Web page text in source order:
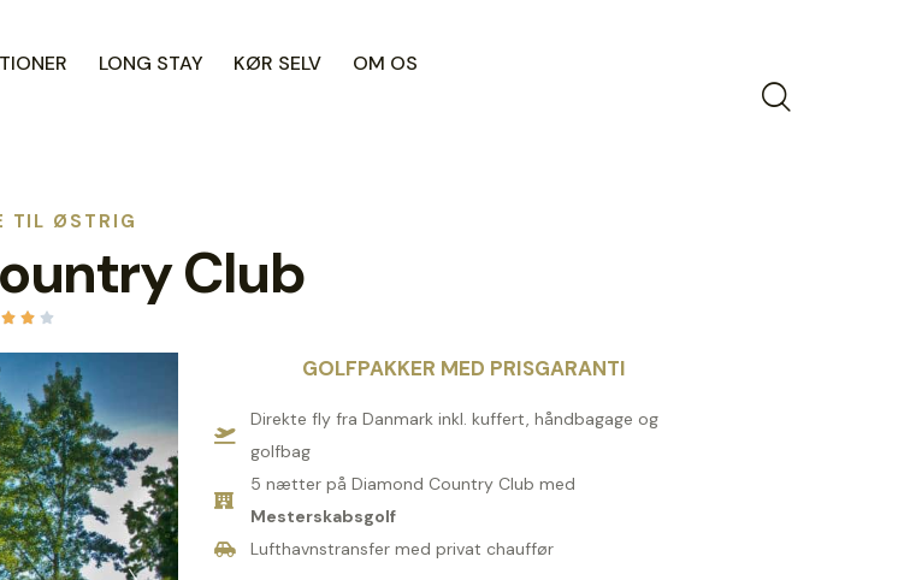
LONG STAY KØR SELV OM OS
TIL ØSTRIG
Club
  
GOLFPAKKER MED PRISGARANTI
Direkte fly fra Danmark inkl. kuffert, håndbagage og
golfbag
5 nætter på Diamond Country Club med
Mesterskabsgolf
Lufthavnstransfer med privat chauffør